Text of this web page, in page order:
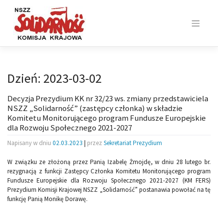
content
Dzień: 2023-03-02
Decyzja Prezydium KK nr 32/23 ws. zmiany przedstawiciela
NSZZ „Solidarność” (zastępcy członka) w składzie
Komitetu Monitorującego program Fundusze Europejskie
dla Rozwoju Społecznego 2021-2027
Napisany w dniu 02.03.2023 | przez Sekretariat Prezydium
W związku ze złożoną przez Panią Izabelę Żmojdę, w dniu 28 lutego br.
rezygnacją z funkcji Zastępcy Członka Komitetu Monitorującego program
Fundusze Europejskie dla Rozwoju Społecznego 2021-2027 (KM FERS)
Prezydium Komisji Krajowej NSZZ „Solidarność” postanawia powołać na tę
funkcję Panią Monikę Dorawę.